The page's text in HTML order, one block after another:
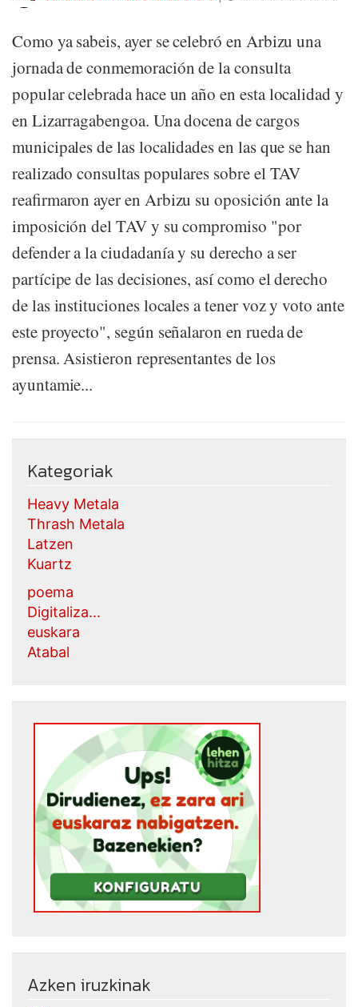
Como ya sabeis, ayer se celebró en Arbizu una
jornada de conmemoración de la consulta
popular celebrada hace un año en esta localidad y
en Lizarragabengoa. Una docena de cargos
municipales de las localidades en las que se han
realizado consultas populares sobre el TAV
reafirmaron ayer en Arbizu su oposición ante la
imposición del TAV y su compromiso "por
defender a la ciudadanía y su derecho a ser
partícipe de las decisiones, así como el derecho
de las instituciones locales a tener voz y voto ante
este proyecto", según señalaron en rueda de
prensa. Asistieron representantes de los
ayuntamie...
Kategoriak
Heavy Metala
Thrash Metala
Latzen
Kuartz
poema
Digitaliza...
euskara
Atabal
Azken iruzkinak